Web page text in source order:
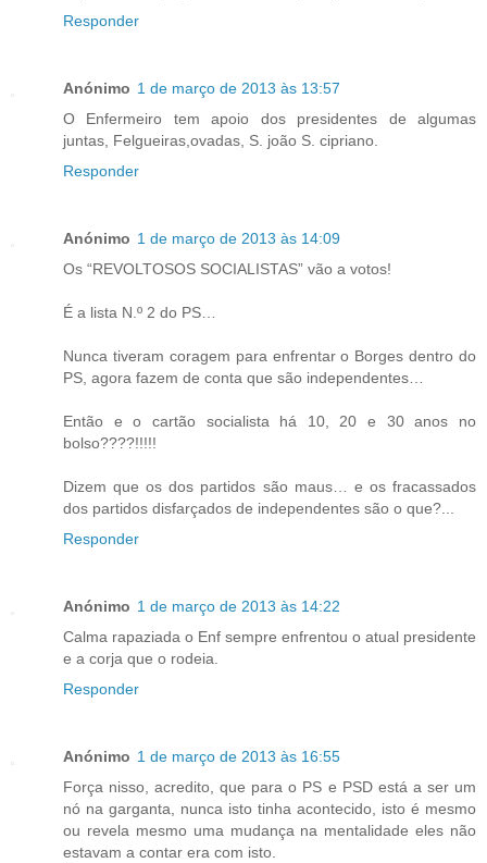
Responder
Anónimo 1 de março de 2013 às 13:57
O Enfermeiro tem apoio dos presidentes de algumas
juntas, Felgueiras,ovadas, S. joão S. cipriano.
Responder
Anónimo 1 de março de 2013 às 14:09
Os “REVOLTOSOS SOCIALISTAS” vão a votos!
É a lista N.º 2 do PS…
Nunca tiveram coragem para enfrentar o Borges dentro do
PS, agora fazem de conta que são independentes…
Então e o cartão socialista há 10, 20 e 30 anos no
bolso????!!!!!
Dizem que os dos partidos são maus… e os fracassados
dos partidos disfarçados de independentes são o que?...
Responder
Anónimo 1 de março de 2013 às 14:22
Calma rapaziada o Enf sempre enfrentou o atual presidente
e a corja que o rodeia.
Responder
Anónimo 1 de março de 2013 às 16:55
Força nisso, acredito, que para o PS e PSD está a ser um
nó na garganta, nunca isto tinha acontecido, isto é mesmo
ou revela mesmo uma mudança na mentalidade eles não
estavam a contar era com isto.